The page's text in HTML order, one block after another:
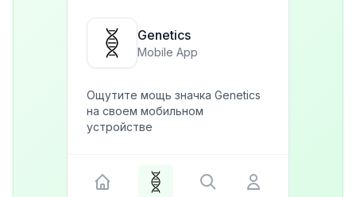
Genetics
Mobile App
Ощутите мощь значка Genetics
на своем мобильном
устройстве